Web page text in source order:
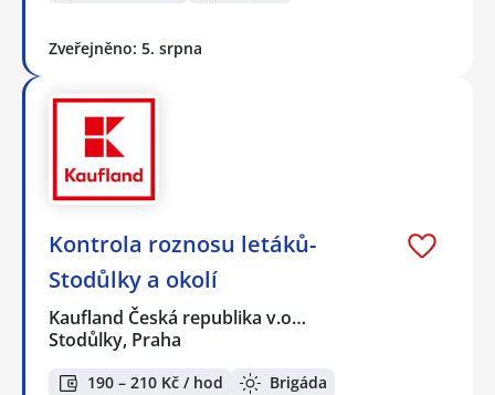
Zveřejněno: 5. srpna
Kontrola roznosu letáků-
Stodůlky a okolí
Kaufland Česká republika v.o…
Stodůlky, Praha
190 – 210 Kč / hod Brigáda